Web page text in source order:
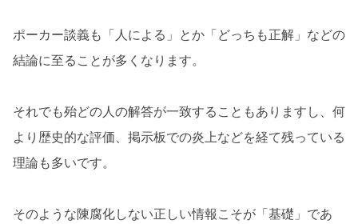
ポーカー談義も「人による」とか「どっちも正解」などの
結論に至ることが多くなります。
それでも殆どの人の解答が一致することもありますし、何
より歴史的な評価、掲示板での炎上などを経て残っている
理論も多いです。
そのような陳腐化しない正しい情報こそが「基礎」であ